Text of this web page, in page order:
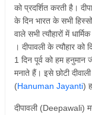
को प्रदर्शित करती है।
के दिन भारत के सभी
वाले सभी त्यौहारों में
। दीपावली के त्यौहार को
1 दिन पूर्व को हम हनुमान
मनाते हैं। इसे छोटी
(Hanuman Jayanti)
दीपावली (Deepawali)